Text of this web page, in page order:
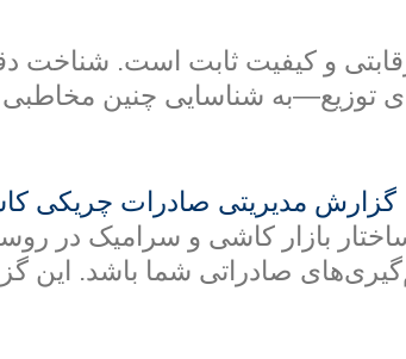
رقابتی و کیفیت ثابت است.
توزیع—به شناسایی چنین
بازار کاشی و سرامیک در
صادراتی شما باشد. این